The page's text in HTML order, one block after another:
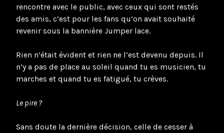
rencontre avec le public, avec ceux qui sont restés
des amis, c’est pour les fans qu’on avait souhaité
revenir sous la bannière Jumper lace.
Rien n’était évident et rien ne l’est devenu depuis. Il
n’y a pas de place au soleil quand tu es musicien, tu
marches et quand tu es fatigué, tu crèves.
Le pire ?
Sans doute la dernière décision, celle de cesser à